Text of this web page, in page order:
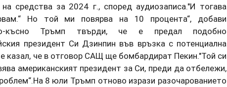
средства за 2024 г., според аудиозаписа."И тогава
Но той ми повярва на 10 процента“, добави
късно Тръмп твърди, че е предал подобно
президент Си Дзинпин във връзка с потенциална
казал, че в отговор САЩ ще бомбардират Пекин."Той си
американският президент за Си, преди да отбележи,
8 юли Тръмп отново изрази разочарованието